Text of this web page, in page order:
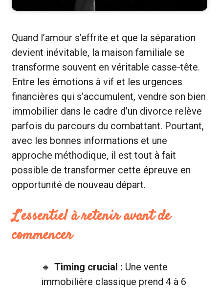
Quand l’amour s’effrite et que la séparation
devient inévitable, la maison familiale se
transforme souvent en véritable casse-tête.
Entre les émotions à vif et les urgences
financières qui s’accumulent, vendre son bien
immobilier dans le cadre d’un divorce relève
parfois du parcours du combattant. Pourtant,
avec les bonnes informations et une
approche méthodique, il est tout à fait
possible de transformer cette épreuve en
opportunité de nouveau départ.
L’essentiel à retenir avant de
commencer
Timing crucial : Une vente
immobilière classique prend 4 à 6